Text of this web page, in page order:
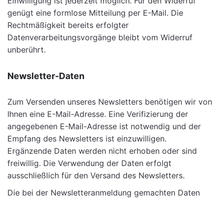
genügt eine formlose Mitteilung per E-Mail. Die
Rechtmäßigkeit bereits erfolgter
Datenverarbeitungsvorgänge bleibt vom Widerruf
unberührt.
Newsletter-Daten
Zum Versenden unseres Newsletters benötigen wir von
Ihnen eine E-Mail-Adresse. Eine Verifizierung der
angegebenen E-Mail-Adresse ist notwendig und der
Empfang des Newsletters ist einzuwilligen.
Ergänzende Daten werden nicht erhoben oder sind
freiwillig. Die Verwendung der Daten erfolgt
ausschließlich für den Versand des Newsletters.
Die bei der Newsletteranmeldung gemachten Daten